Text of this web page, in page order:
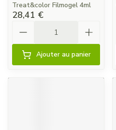
Treat&color Filmogel 4ml
28,41 €
Ajouter au panier